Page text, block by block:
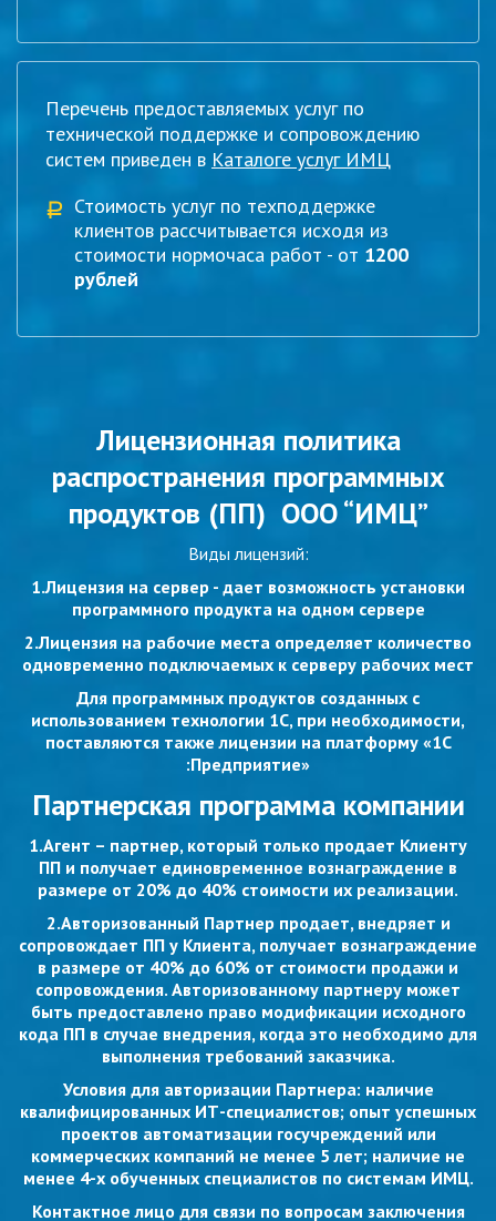
Перечень предоставляемых услуг по
технической поддержке и сопровождению
систем приведен в Каталоге услуг ИМЦ
Стоимость услуг по техподдержке
клиентов рассчитывается исходя из
стоимости нормочаса работ - от 1200
рублей
Лицензионная политика
распространения программных
продуктов (ПП) ООО “ИМЦ”
Виды лицензий:
1.Лицензия на сервер - дает возможность установки
программного продукта на одном сервере
2.Лицензия на рабочие места определяет количество
одновременно подключаемых к серверу рабочих мест
Для программных продуктов созданных с
использованием технологии 1С, при необходимости,
поставляются также лицензии на платформу «1С
:Предприятие»
Партнерская программа компании
1.Агент – партнер, который только продает Клиенту
ПП и получает единовременное вознаграждение в
размере от 20% до 40% стоимости их реализации.
2.Авторизованный Партнер продает, внедряет и
сопровождает ПП у Клиента, получает вознаграждение
в размере от 40% до 60% от стоимости продажи и
сопровождения. Авторизованному партнеру может
быть предоставлено право модификации исходного
кода ПП в случае внедрения, когда это необходимо для
выполнения требований заказчика.
Условия для авторизации Партнера: наличие
квалифицированных ИТ-специалистов; опыт успешных
проектов автоматизации госучреждений или
коммерческих компаний не менее 5 лет; наличие не
менее 4-х обученных специалистов по системам ИМЦ.
Контактное лицо для связи по вопросам заключения